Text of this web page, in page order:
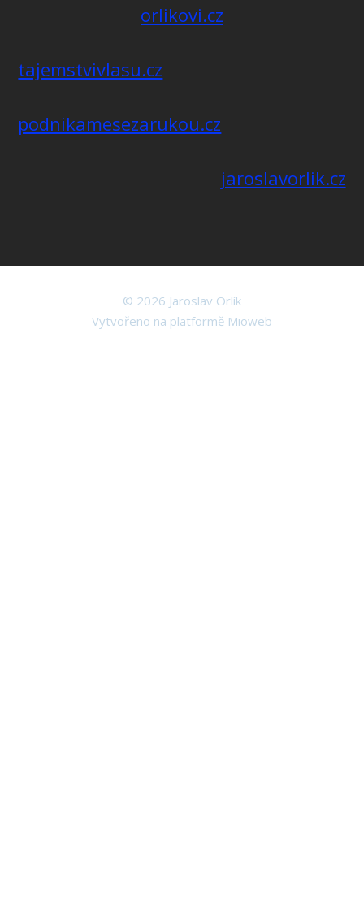
orlikovi.cz
tajemstvivlasu.cz
podnikamesezarukou.cz
jaroslavorlik.cz
© 2026 Jaroslav Orlík
Vytvořeno na platformě Mioweb